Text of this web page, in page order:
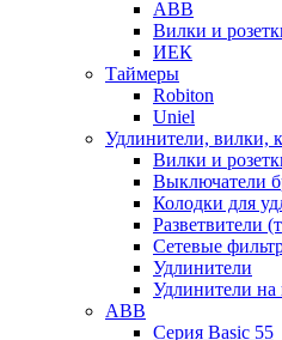
ABB
Вилки и
ИЕК
Таймеры
Robiton
Uniel
Удлинители, вилки,
Вилки и
Выключатели
Колодки для
Разветвители
Сетевые
Удлинители
Удлинители на
ABB
Серия Basic 55